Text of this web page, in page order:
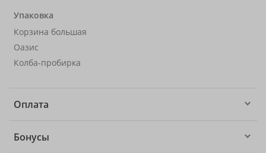
Упаковка
Корзина большая
Оазис
Колба-пробирка
Оплата
Бонусы